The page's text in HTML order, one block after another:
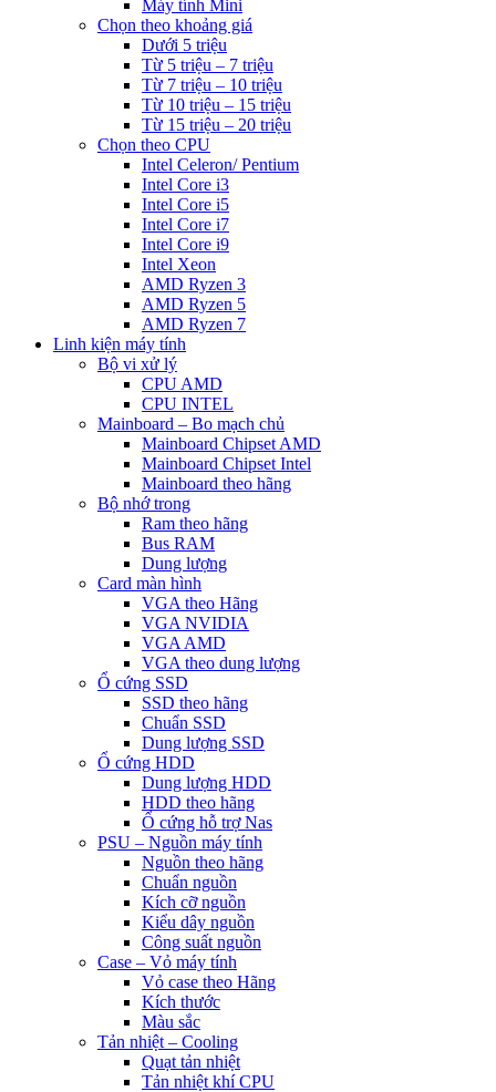
Máy tính Mini
Chọn theo khoảng giá
Dưới 5 triệu
Từ 5 triệu – 7 triệu
Từ 7 triệu – 10 triệu
Từ 10 triệu – 15 triệu
Từ 15 triệu – 20 triệu
Chọn theo CPU
Intel Celeron/ Pentium
Intel Core i3
Intel Core i5
Intel Core i7
Intel Core i9
Intel Xeon
AMD Ryzen 3
AMD Ryzen 5
AMD Ryzen 7
Linh kiện máy tính
Bộ vi xử lý
CPU AMD
CPU INTEL
Mainboard – Bo mạch chủ
Mainboard Chipset AMD
Mainboard Chipset Intel
Mainboard theo hãng
Bộ nhớ trong
Ram theo hãng
Bus RAM
Dung lượng
Card màn hình
VGA theo Hãng
VGA NVIDIA
VGA AMD
VGA theo dung lượng
Ổ cứng SSD
SSD theo hãng
Chuẩn SSD
Dung lượng SSD
Ổ cứng HDD
Dung lượng HDD
HDD theo hãng
Ổ cứng hỗ trợ Nas
PSU – Nguồn máy tính
Nguồn theo hãng
Chuẩn nguồn
Kích cỡ nguồn
Kiểu dây nguồn
Công suất nguồn
Case – Vỏ máy tính
Vỏ case theo Hãng
Kích thước
Màu sắc
Tản nhiệt – Cooling
Quạt tản nhiệt
Tản nhiệt khí CPU